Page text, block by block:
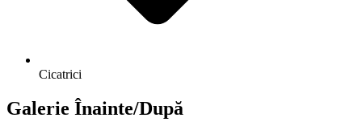
Cicatrici
Galerie Înainte/După